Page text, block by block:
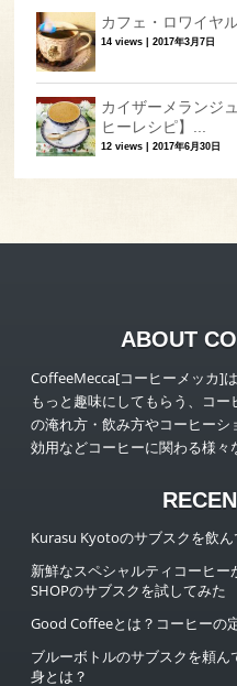
カフェ・ロワイヤ
14 views |2017年3月7日
カイザーメランジ
ヒーレシピ】...
12 views |2017年6月30日
ABOUT
CoffeeMecca[コーヒーメッカ]
もっと趣味にしてもらう、コ
の淹れ方・飲み方やコーヒーシ
効用などコーヒーに関わる様々
Kurasu Kyotoのサブスクを飲
新鮮なスペシャルティコーヒー
SHOPのサブスクを試してみた
Good Coffeeとは？コーヒーの
ブルーボトルのサブスクを頼
身とは？